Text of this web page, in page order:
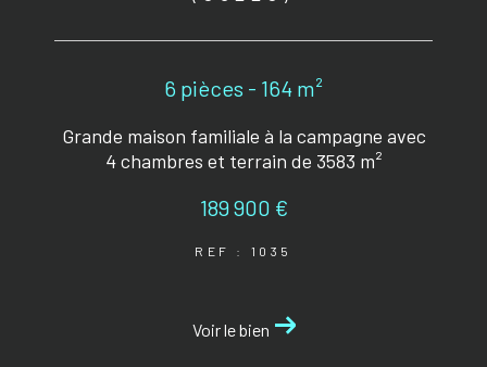
6 pièces - 164 m²
Grande maison familiale à la campagne avec
4 chambres et terrain de 3583 m²
189 900 €
REF : 1035
Voir le bien